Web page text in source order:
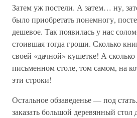
Затем уж постели. А затем… ну,
было приобретать понемногу,
дешевое. Так появилась у нас
стоившая тогда гроши. Сколько
своей «дачной» кушетке! А
письменном столе, том самом, на
эти строки!
Остальное обзаведенье — под
заказать большой деревянный стол